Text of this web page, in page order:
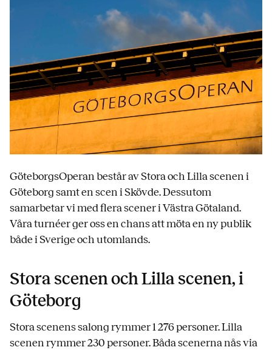
GöteborgsOperan består av Stora och Lilla scenen i
Göteborg samt en scen i Skövde. Dessutom
samarbetar vi med flera scener i Västra Götaland.
Våra turnéer ger oss en chans att möta en ny publik
både i Sverige och utomlands.
Stora scenen och Lilla scenen, i
Göteborg
Stora scenens salong rymmer 1 276 personer. Lilla
scenen rymmer 230 personer. Båda scenerna nås via